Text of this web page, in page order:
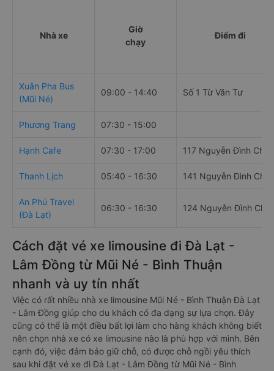
Nhà xe
Giờ
chạy
Điểm đi
Xuân Pha Bus
(Mũi Né)
09:00 - 14:40 Số 1 Từ Văn Tư
Phương Trang 07:30 - 15:00
Hạnh Cafe 07:30 - 17:00 117 Nguyễn Đình
Thanh Lịch 05:40 - 16:30 141 Nguyễn Đình
An Phú Travel
(Đà Lạt)
06:30 - 16:30 124 Nguyễn Đình
Cách đặt vé xe limousine đi Đà Lạt -
Lâm Đồng từ Mũi Né - Bình Thuận
nhanh và uy tín nhất
Việc có rất nhiều nhà xe limousine Mũi Né - Bình Thuận Đà Lạt
- Lâm Đồng giúp cho du khách có đa dạng sự lựa chọn. Đây
cũng có thể là một điều bất lợi làm cho hàng khách không biết
nên chọn nhà xe có xe limousine nào là phù hợp với mình. Bên
cạnh đó, việc đảm bảo giữ chỗ, có được chỗ ngồi yêu thích
sau khi đặt vé xe đi Đà Lạt - Lâm Đồng từ Mũi Né - Bình